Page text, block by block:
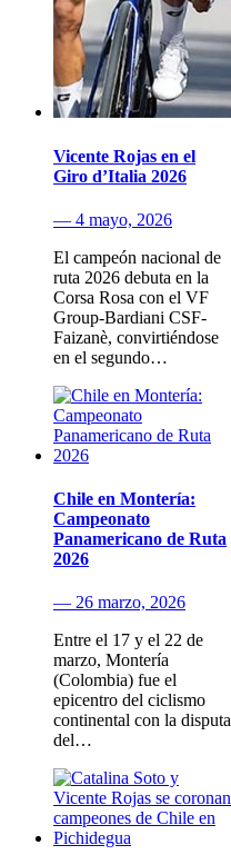
Vicente Rojas en el
Giro d’Italia 2026
— 4 mayo, 2026
El campeón nacional de
ruta 2026 debuta en la
Corsa Rosa con el VF
Group-Bardiani CSF-
Faizanè, convirtiéndose
en el segundo…
Chile en Montería:
Campeonato
Panamericano de Ruta
2026
— 26 marzo, 2026
Entre el 17 y el 22 de
marzo, Montería
(Colombia) fue el
epicentro del ciclismo
continental con la disputa
del…